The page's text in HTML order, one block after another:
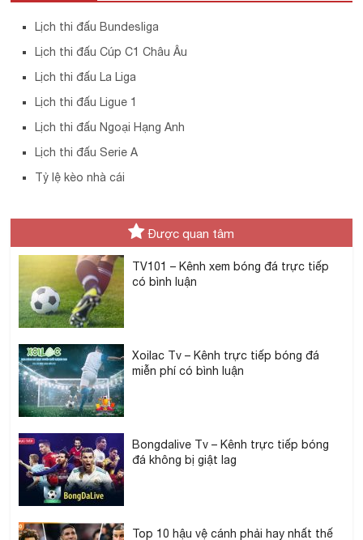
Lịch thi đấu Bundesliga
Lịch thi đấu Cúp C1 Châu Âu
Lịch thi đấu La Liga
Lịch thi đấu Ligue 1
Lịch thi đấu Ngoại Hạng Anh
Lịch thi đấu Serie A
Tỷ lệ kèo nhà cái
Được quan tâm
TV101 – Kênh xem bóng đá trực tiếp
có bình luận
Xoilac Tv – Kênh trực tiếp bóng đá
miễn phí có bình luận
Bongdalive Tv – Kênh trực tiếp bóng
đá không bị giật lag
Top 10 hậu vệ cánh phải hay nhất thế